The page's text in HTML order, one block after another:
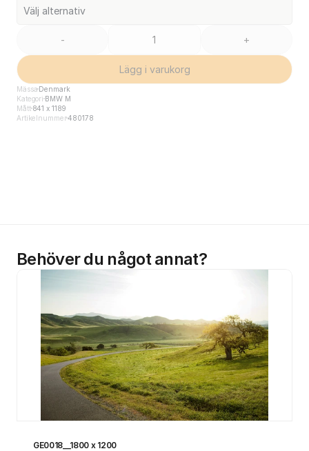
Välj alternativ
- +
Lägg i varukorg
Mässa Denmark
Kategori BMW M
Mått841 x 1189
Artikelnummer480178
Behöver du något annat?
GE0018__1800 x 1200